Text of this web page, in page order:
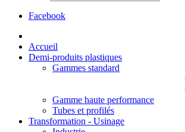
Facebook
Accueil
Demi-produits plastiques
Gammes standard
Gamme haute performance
Tubes et profilés
Transformation - Usinage